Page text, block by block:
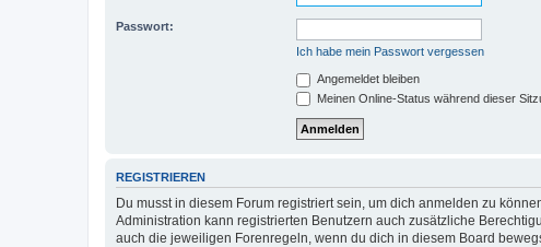
Passwort:
Ich habe mein Passwort vergessen
Angemeldet bleiben
Meinen Online-Status während dieser
REGISTRIEREN
Du musst in diesem Forum registriert sein, um dich anmelden zu
Administration kann registrierten Benutzern auch zusätzliche
auch die jeweiligen Forenregeln, wenn du dich in diesem Board